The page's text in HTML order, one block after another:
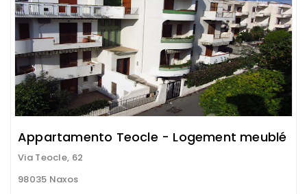
Appartamento Teocle - Logement meublé
Via Teocle, 62
98035 Naxos